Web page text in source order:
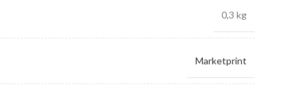
0,3 kg
Marketprint